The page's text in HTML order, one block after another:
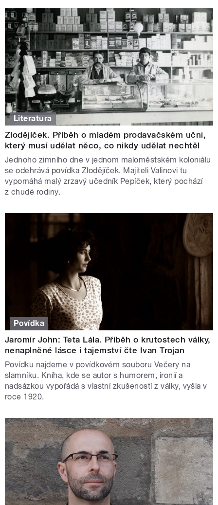
Literatura
Zlodějíček. Příběh o mladém prodavačském učni,
který musí udělat něco, co nikdy udělat nechtěl
Jednoho zimního dne v jednom maloměstském koloniálu
se odehrává povídka Zlodějíček. Majiteli Valinovi tu
vypomáhá malý zrzavý učedník Pepíček, který pochází
z chudé rodiny.
Povídka
Jaromír John: Teta Lála. Příběh o krutostech války,
nenaplněné lásce i tajemství čte Ivan Trojan
Povídku najdeme v povídkovém souboru Večery na
slamníku. Kníha, kde se autor s humorem, ironií a
nadsázkou vypořádá s vlastní zkušeností z války, vyšla v
roce 1920.